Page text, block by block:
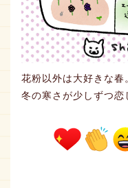
花粉以外は大好きな春
冬の寒さが少しずつ恋